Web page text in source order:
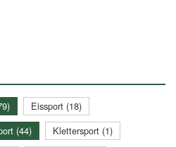
Eissport (18)
(44)
Klettersport (1)